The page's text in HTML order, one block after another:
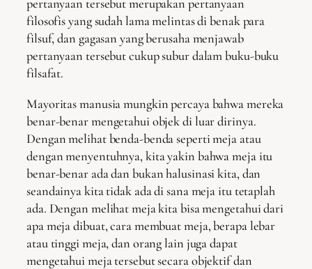
pertanyaan tersebut merupakan pertanyaan
filosofis yang sudah lama melintas di benak para
filsuf, dan gagasan yang berusaha menjawab
pertanyaan tersebut cukup subur dalam buku-buku
filsafat.
Mayoritas manusia mungkin percaya bahwa mereka
benar-benar mengetahui objek di luar dirinya.
Dengan melihat benda-benda seperti meja atau
dengan menyentuhnya, kita yakin bahwa meja itu
benar-benar ada dan bukan halusinasi kita, dan
seandainya kita tidak ada di sana meja itu tetaplah
ada. Dengan melihat meja kita bisa mengetahui dari
apa meja dibuat, cara membuat meja, berapa lebar
atau tinggi meja, dan orang lain juga dapat
mengetahui meja tersebut secara objektif dan